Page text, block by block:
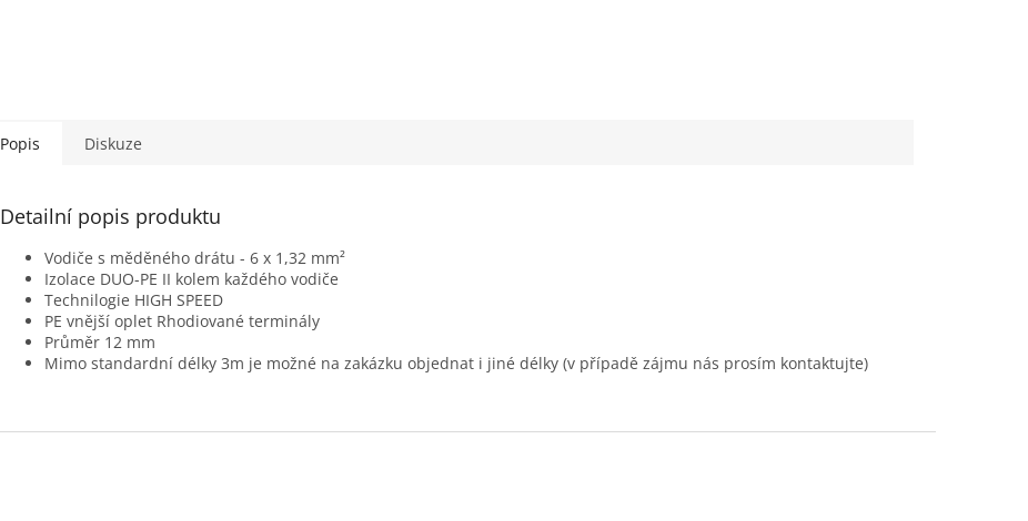
Popis Diskuze
Detailní popis produktu
Vodiče s měděného drátu - 6 x 1,32 mm²
Izolace DUO-PE II kolem každého vodiče
Technilogie HIGH SPEED
PE vnější oplet Rhodiované terminály
Průměr 12 mm
Mimo standardní délky 3m je možné na zakázku objednat i jiné délky (v případě zájmu nás prosím kontaktujte)